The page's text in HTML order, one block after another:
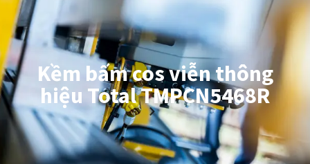
Kềm bấm cos viễn thông
hiệu Total TMPCN5468R